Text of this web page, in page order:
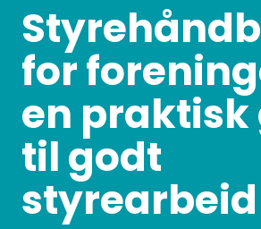
for
en praktisk
til godt
styrearbeid